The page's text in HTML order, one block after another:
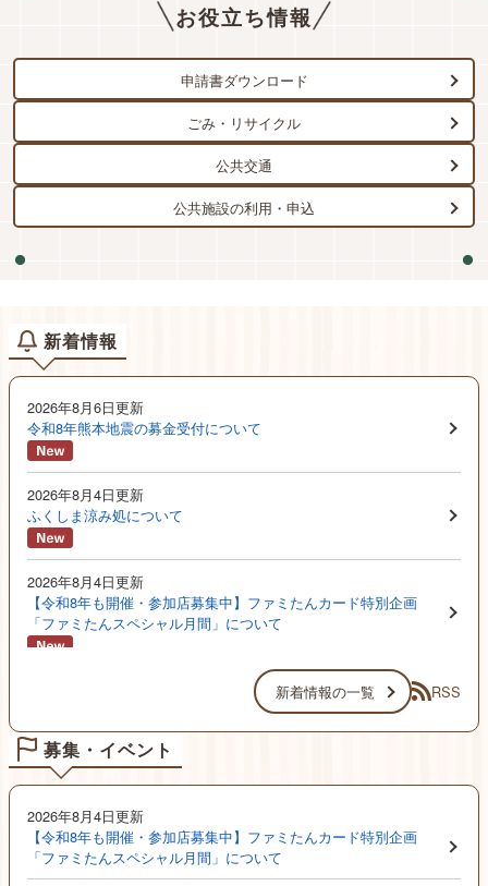
お役立ち情報
申請書ダウンロード
ごみ・リサイクル
公共交通
公共施設の利用・申込
新着情報
2026年8月6日更新
令和8年熊本地震の募金受付について
2026年8月4日更新
ふくしま涼み処について
2026年8月4日更新
【令和8年も開催・参加店募集中】ファミたんカード特別企画
「ファミたんスペシャル月間」について
北塩原村探研クラブ「奥州の玄関口から学ぶ、ふくしまの文化
財」参加者募集のお知らせ
今月のきたしおばら推し（令和8年7月）
新着情報の一覧 RSS
募集・イベント
2026年8月4日更新
【令和8年も開催・参加店募集中】ファミたんカード特別企画
「ファミたんスペシャル月間」について